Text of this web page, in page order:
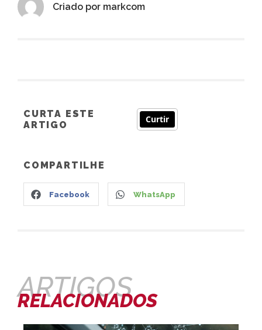
Criado por markcom
CURTA ESTE
ARTIGO
Curtir
COMPARTILHE
Facebook WhatsApp
ARTIGOS
RELACIONADOS